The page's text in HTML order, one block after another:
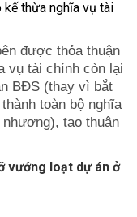
được thỏa thuận
vụ tài chính còn lại
BĐS (thay vì bắt
toàn bộ nghĩa
tạo thuận
vướng loạt dự án ở